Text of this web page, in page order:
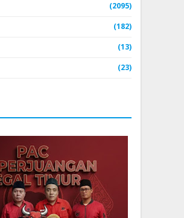
(2095)
(182)
(13)
(23)